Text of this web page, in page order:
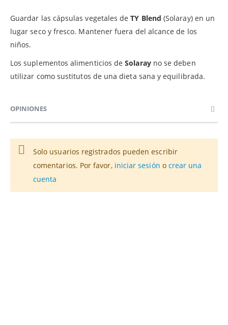
Guardar las cápsulas vegetales deTY Blend (Solaray) en un
lugar seco y fresco. Mantener fuera del alcance de los
niños.
Los suplementos alimenticios deSolarayno se deben
utilizar como sustitutos de una dieta sana y equilibrada.
OPINIONES
Solo usuarios registrados pueden escribir
comentarios. Por favor, iniciar sesión o crear una
cuenta